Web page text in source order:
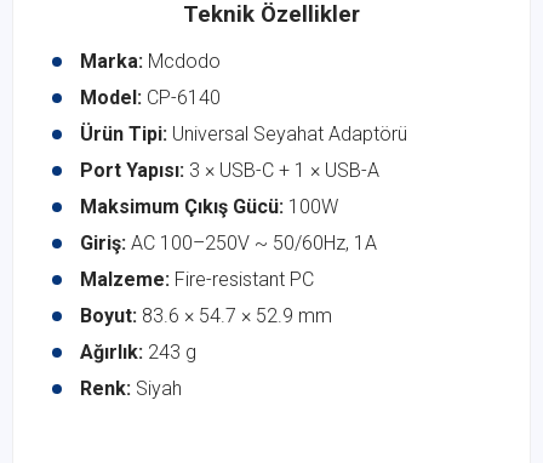
Teknik Özellikler
Marka: Mcdodo
Model: CP-6140
Ürün Tipi: Universal Seyahat Adaptörü
Port Yapısı: 3 × USB-C + 1 × USB-A
Maksimum Çıkış Gücü: 100W
Giriş: AC 100–250V ~ 50/60Hz, 1A
Malzeme: Fire-resistant PC
Boyut: 83.6 × 54.7 × 52.9 mm
Ağırlık: 243 g
Renk: Siyah